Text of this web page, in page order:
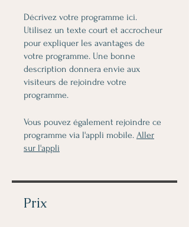
Décrivez votre programme ici.
Utilisez un texte court et accrocheur
pour expliquer les avantages de
votre programme. Une bonne
description donnera envie aux
visiteurs de rejoindre votre
programme.
Vous pouvez également rejoindre ce
programme via l'appli mobile. Aller
sur l'appli
Prix